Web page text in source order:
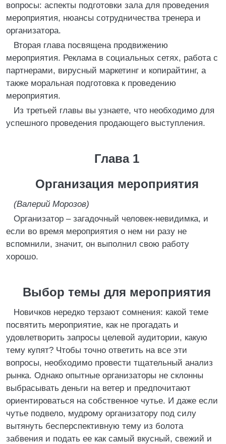
вопросы: аспекты подготовки зала для проведения
мероприятия, нюансы сотрудничества тренера и
организатора.
Вторая глава посвящена продвижению
мероприятия. Реклама в социальных сетях, работа с
партнерами, вирусный маркетинг и копирайтинг, а
также моральная подготовка к проведению
мероприятия.
Из третьей главы вы узнаете, что необходимо для
успешного проведения продающего выступления.
Глава 1
Организация мероприятия
(Валерий Морозов)
Организатор – загадочный человек-невидимка, и
если во время мероприятия о нем ни разу не
вспомнили, значит, он выполнил свою работу
хорошо.
Выбор темы для мероприятия
Новичков нередко терзают сомнения: какой теме
посвятить мероприятие, как не прогадать и
удовлетворить запросы целевой аудитории, какую
тему купят? Чтобы точно ответить на все эти
вопросы, необходимо провести тщательный анализ
рынка. Однако опытные организаторы не склонны
выбрасывать деньги на ветер и предпочитают
ориентироваться на собственное чутье. И даже если
чутье подвело, мудрому организатору под силу
вытянуть бесперспективную тему из болота
забвения и подать ее как самый вкусный, свежий и